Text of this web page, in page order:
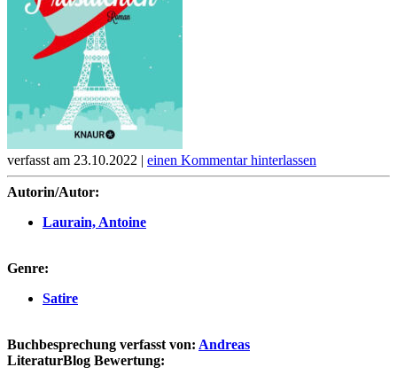
verfasst am 23.10.2022 | einen Kommentar hinterlassen
Autorin/Autor:
Laurain, Antoine
Genre:
Satire
Buchbesprechung verfasst von: Andreas
LiteraturBlog Bewertung: